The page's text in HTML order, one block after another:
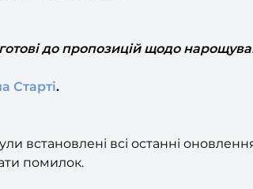
до пропозицій щодо
Старті.
встановлені всі останні
помилок.